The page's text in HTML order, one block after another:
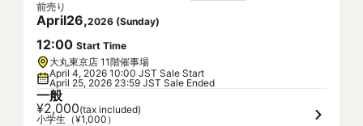
前売り
April26,2026 (Sunday)
12:00 Start Time
大丸東京店 11階催事場
April 4, 2026 10:00 JST Sale Start
April 25, 2026 23:59 JST Sale Ended
一般
¥2,000(tax included)
小学生（¥1,000）